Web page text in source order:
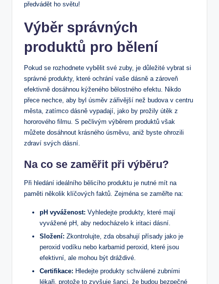
předvádět ho světu!
Výběr správných
produktů pro bělení
Pokud se rozhodnete vybělit své zuby, je důležité vybrat si
správné produkty, které ochrání vaše dásně a zároveň
efektivně dosáhnou kýženého bělostného efektu. Nikdo
přece nechce, aby byl úsměv zářivější než budova v centru
města, zatímco dásně vypadají, jako by prožily útěk z
hororového filmu. S pečlivým výběrem produktů však
můžete dosáhnout krásného úsměvu, aniž byste ohrozili
zdraví svých dásní.
Na co se zaměřit při výběru?
Při hledání ideálního bělicího produktu je nutné mít na
paměti několik klíčových faktů. Zejména se zaměřte na:
pH vyváženost: Vyhledejte produkty, které mají
vyvážené pH, aby nedocházelo k iritaci dásní.
Složení: Zkontrolujte, zda obsahují přísady jako je
peroxid vodíku nebo karbamid peroxid, které jsou
efektivní, ale mohou být dráždivé.
Certifikace: Hledejte produkty schválené zubními
lékaři, protože to zvyšuje šanci, že budou bezpečné